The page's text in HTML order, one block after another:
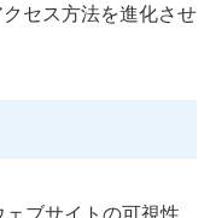
セス方法を進化させ